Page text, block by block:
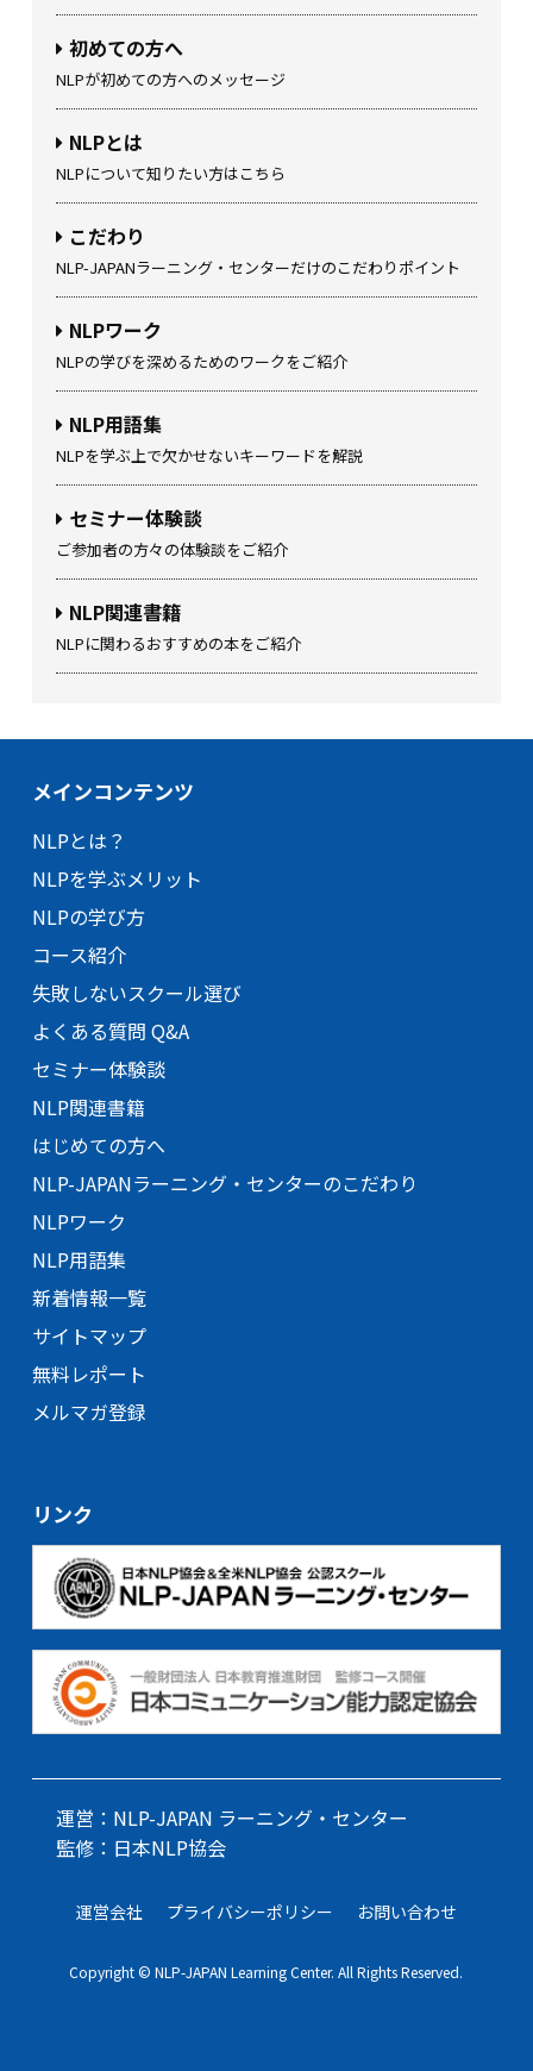
初めての方へ
NLPが初めての方へのメッセージ
NLPとは
NLPについて知りたい方はこちら
こだわり
NLP-JAPANラーニング・センターだけのこだわりポイント
NLPワーク
NLPの学びを深めるためのワークをご紹介
NLP用語集
NLPを学ぶ上で欠かせないキーワードを解説
セミナー体験談
ご参加者の方々の体験談をご紹介
NLP関連書籍
NLPに関わるおすすめの本をご紹介
メインコンテンツ
NLPとは？
NLPを学ぶメリット
NLPの学び方
コース紹介
失敗しないスクール選び
よくある質問 Q&A
セミナー体験談
NLP関連書籍
はじめての方へ
NLP-JAPANラーニング・ センターのこだわり
NLPワーク
NLP用語集
新着情報一覧
サイトマップ
無料レポート
メルマガ登録
リンク
運営：NLP-JAPAN ラーニング・センター
監修：日本NLP協会
運営会社 プライバシーポリシー お問い合わせ
Copyright © NLP-JAPAN Learning Center. All Rights Reserved.